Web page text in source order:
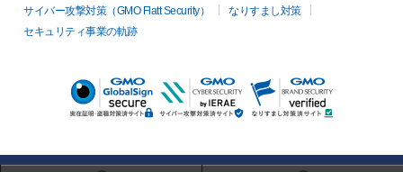
サイバー攻撃対策（GMO Flatt Security）
なりすまし対策
セキュリティ事業の軌跡